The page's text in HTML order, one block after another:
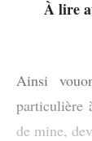
À lire
Ainsi
particulière
de mine,